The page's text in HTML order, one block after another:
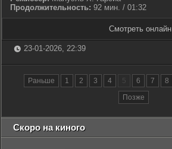
Продолжительность: 92 мин. / 01:32
Смотреть онлайн
23-01-2026, 22:39
Раньше 1 2 3 4 5 6 7 8
Позже
Скоро на киного